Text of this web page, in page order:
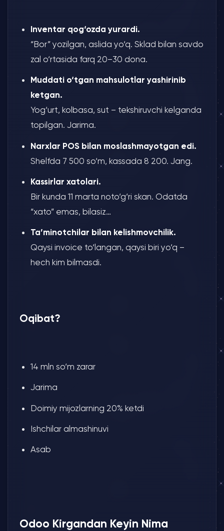
Inventar qog‘ozda yurardi.
“Bor” yozilgan, aslida yo‘q. Sklad bilan savdo
zal o‘rtasida farq 20–30 dona.
Muddati o‘tgan mahsulotlar yashirinib
ketgan.
Yog‘urt, kolbasa, sut – tekshiruvchi kelganda
topilgan. Jarima.
Narxlar POS bilan moslashmayotgan edi.
Shelfda 7 500 so‘m, kassada 8 200. Jang.
Kassirlar xatolari.
Bir kunda 11 marta noto‘g‘ri skan. Odatda
“xato” emas, bilasiz…
Ta’minotchilar bilan kelishmovchilik.
Qaysi invoice to‘langan, qaysi biri yo‘q –
hech kim bilmasdi.
Oqibat?
14 mln so‘m zarar
Jarima
Doimiy mijozlarning 20% ketdi
Ishchilar almashinuvi
Asab
Odoo Kirgandan Keyin Nima